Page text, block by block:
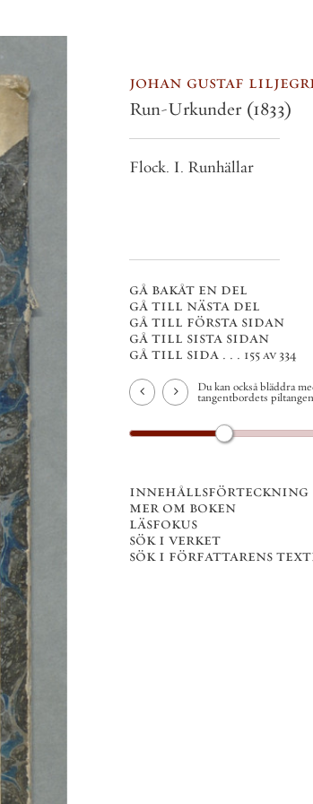
johan gustaf liljegren
Run-Urkunder(1833)
Flock. I. Runhällar
gå bakåt en del
gå till nästa del
gå till första sidan
gå till sista sidan
gå till sida . . .155 av 334
Du kan också bläddra med
tangentbordets piltangenter.
innehållsförteckning
mer om boken
läsfokus
sök i verket
sök i författarens texter